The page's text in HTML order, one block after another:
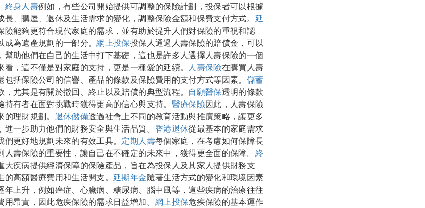
終身人壽例如，有些公司開始提供可調整的保險計劃，投保者可以根據
長、購屋、退休及生活需求的變化，調整保險金額和保費支付方式。延
險能夠更符合現代家庭的需求，並有助於提升人們對保險的重視和認
成為遺產規劃的一部分。網上投保投保人通過人壽保險的賠償金，可以
幫助他們在自己的生活中打下基礎，這也是許多人選擇人壽保險的一個
看，這不僅是對家庭的支持，更是一種愛的延續。 人壽保險在購買人壽
括保險公司的信譽、產品的條款及保險費用的支付方式等因素。 儲蓄
，尤其是有關於撤回、終止以及賠償的典型流程。 自願醫保透明的條款
有者在面對挑戰時獲得更高的信心與支持。 醫療保險因此，人壽保險
理財規劃。 退休儲備透過社會上不同的教育活動與推廣策略，讓更多
一步助力他們的財務安全與生活品質。 香港退休從最基本的家庭需求
更好地規劃未來的有效工具。 定期人壽每個家庭，在考慮如何保障長
人壽保險的重要性，讓自己在不確定的未來中，獲得更全面的保障。終
大疾病提供經濟保障的保險產品，旨在為投保人及其家人提供財務支
的高額醫療費用和生活開支。延期年金隨著生活方式的變化和環境因素
年上升，例如癌症、心臟病、糖尿病、腦中風等，這些疾病的治療往往
昂貴，因此危疾保險的需求日益增加。 網上投保危疾保險的基本運作